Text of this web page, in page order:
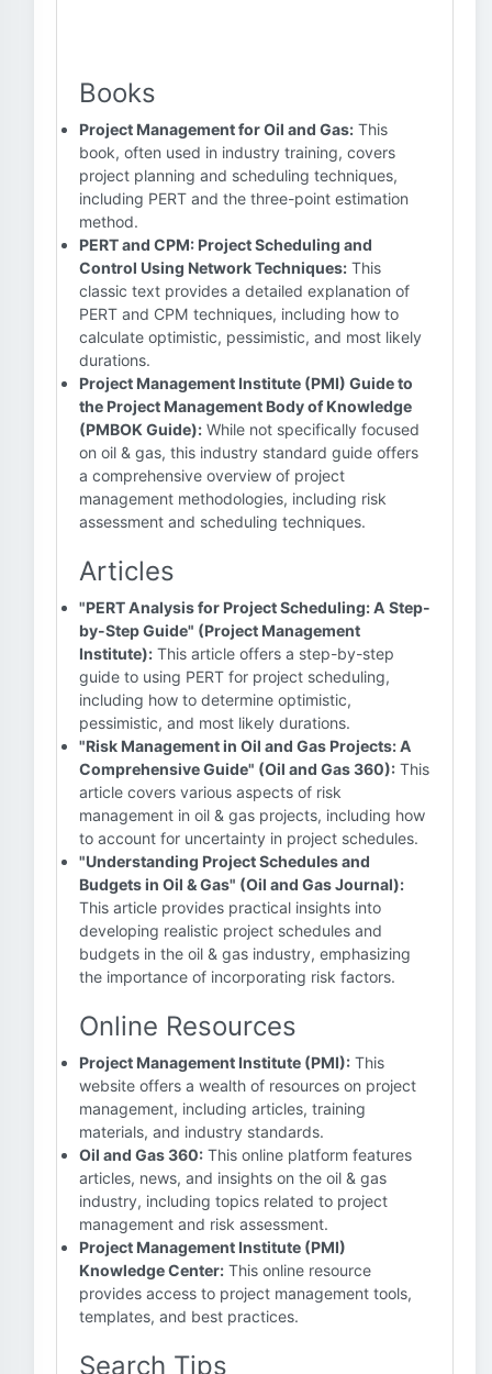
Books
Project Management for Oil and Gas: This
book, often used in industry training, covers
project planning and scheduling techniques,
including PERT and the three-point estimation
method.
PERT and CPM: Project Scheduling and
Control Using Network Techniques: This
classic text provides a detailed explanation of
PERT and CPM techniques, including how to
calculate optimistic, pessimistic, and most likely
durations.
Project Management Institute (PMI) Guide to
the Project Management Body of Knowledge
(PMBOK Guide): While not specifically focused
on oil & gas, this industry standard guide offers
a comprehensive overview of project
management methodologies, including risk
assessment and scheduling techniques.
Articles
"PERT Analysis for Project Scheduling: A Step-
by-Step Guide" (Project Management
Institute): This article offers a step-by-step
guide to using PERT for project scheduling,
including how to determine optimistic,
pessimistic, and most likely durations.
"Risk Management in Oil and Gas Projects: A
Comprehensive Guide" (Oil and Gas 360): This
article covers various aspects of risk
management in oil & gas projects, including how
to account for uncertainty in project schedules.
"Understanding Project Schedules and
Budgets in Oil & Gas" (Oil and Gas Journal):
This article provides practical insights into
developing realistic project schedules and
budgets in the oil & gas industry, emphasizing
the importance of incorporating risk factors.
Online Resources
Project Management Institute (PMI): This
website offers a wealth of resources on project
management, including articles, training
materials, and industry standards.
Oil and Gas 360: This online platform features
articles, news, and insights on the oil & gas
industry, including topics related to project
management and risk assessment.
Project Management Institute (PMI)
Knowledge Center: This online resource
provides access to project management tools,
templates, and best practices.
Search Tips